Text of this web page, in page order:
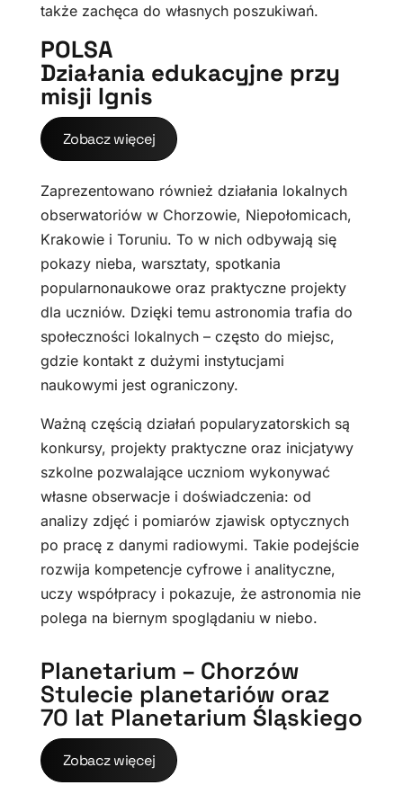
także zachęca do własnych poszukiwań.
POLSA
Działania edukacyjne przy
misji Ignis
Zobacz więcej
Zaprezentowano również działania lokalnych
obserwatoriów w Chorzowie, Niepołomicach,
Krakowie i Toruniu. To w nich odbywają się
pokazy nieba, warsztaty, spotkania
popularnonaukowe oraz praktyczne projekty
dla uczniów. Dzięki temu astronomia trafia do
społeczności lokalnych – często do miejsc,
gdzie kontakt z dużymi instytucjami
naukowymi jest ograniczony.
Ważną częścią działań popularyzatorskich są
konkursy, projekty praktyczne oraz inicjatywy
szkolne pozwalające uczniom wykonywać
własne obserwacje i doświadczenia: od
analizy zdjęć i pomiarów zjawisk optycznych
po pracę z danymi radiowymi. Takie podejście
rozwija kompetencje cyfrowe i analityczne,
uczy współpracy i pokazuje, że astronomia nie
polega na biernym spoglądaniu w niebo.
Planetarium – Chorzów
Stulecie planetariów oraz
70 lat Planetarium Śląskiego
Zobacz więcej